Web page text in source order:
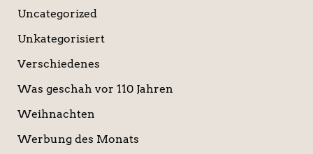
Uncategorized
Unkategorisiert
Verschiedenes
Was geschah vor 110 Jahren
Weihnachten
Werbung des Monats